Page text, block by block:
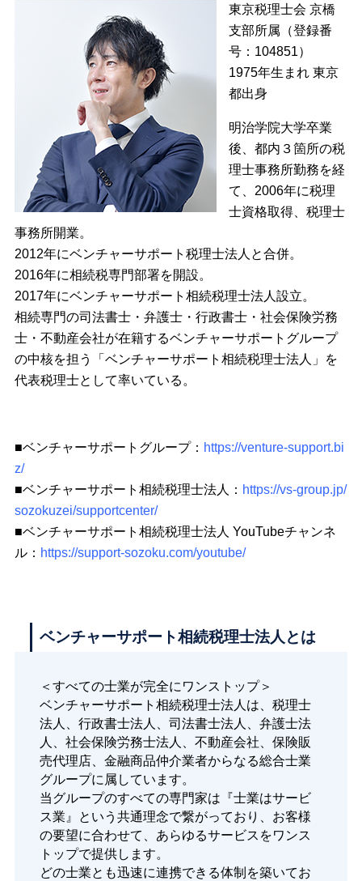
東京税理士会 京橋
支部所属（登録番
号：104851）
1975年生まれ 東京
都出身
明治学院大学卒業
後、都内３箇所の税
理士事務所勤務を経
て、2006年に税理
士資格取得、税理士
事務所開業。
2012年にベンチャーサポート税理士法人と合併。
2016年に相続税専門部署を開設。
2017年にベンチャーサポート相続税理士法人設立。
相続専門の司法書士・弁護士・行政書士・社会保険労務
士・不動産会社が在籍するベンチャーサポートグループ
の中核を担う「ベンチャーサポート相続税理士法人」を
代表税理士として率いている。
■ベンチャーサポートグループ： https://venture-support.bi
z/
■ベンチャーサポート相続税理士法人： https://vs-group.jp/
sozokuzei/supportcenter/
■ベンチャーサポート相続税理士法人 YouTubeチャンネ
ル： https://support-sozoku.com/youtube/
ベンチャーサポート相続税理士法人とは
＜すべての士業が完全にワンストップ＞
ベンチャーサポート相続税理士法人は、税理士
法人、行政書士法人、司法書士法人、弁護士法
人、社会保険労務士法人、不動産会社、保険販
売代理店、金融商品仲介業者からなる総合士業
グループに属しています。
当グループのすべての専門家は『士業はサービ
ス業』という共通理念で繋がっており、お客様
の要望に合わせて、あらゆるサービスをワンス
トップで提供します。
どの士業とも迅速に連携できる体制を築いてお